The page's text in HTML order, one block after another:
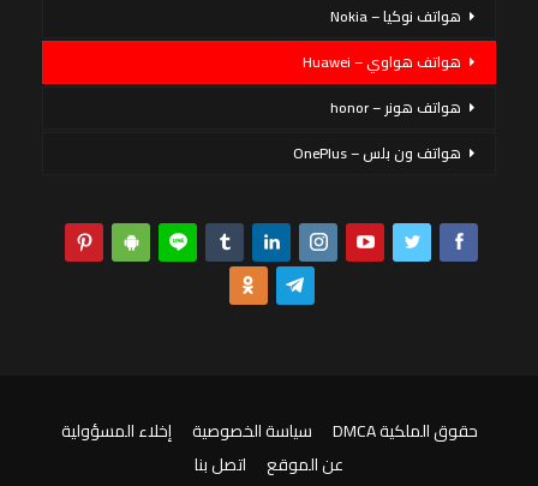
هواتف نوكيا – Nokia
هواتف هواوي – Huawei
هواتف هونر – honor
هواتف ون بلس – OnePlus
حقوق الملكية DMCA سياسة الخصوصية
إخلاء المسؤولية
عن الموقع
اتصل بنا